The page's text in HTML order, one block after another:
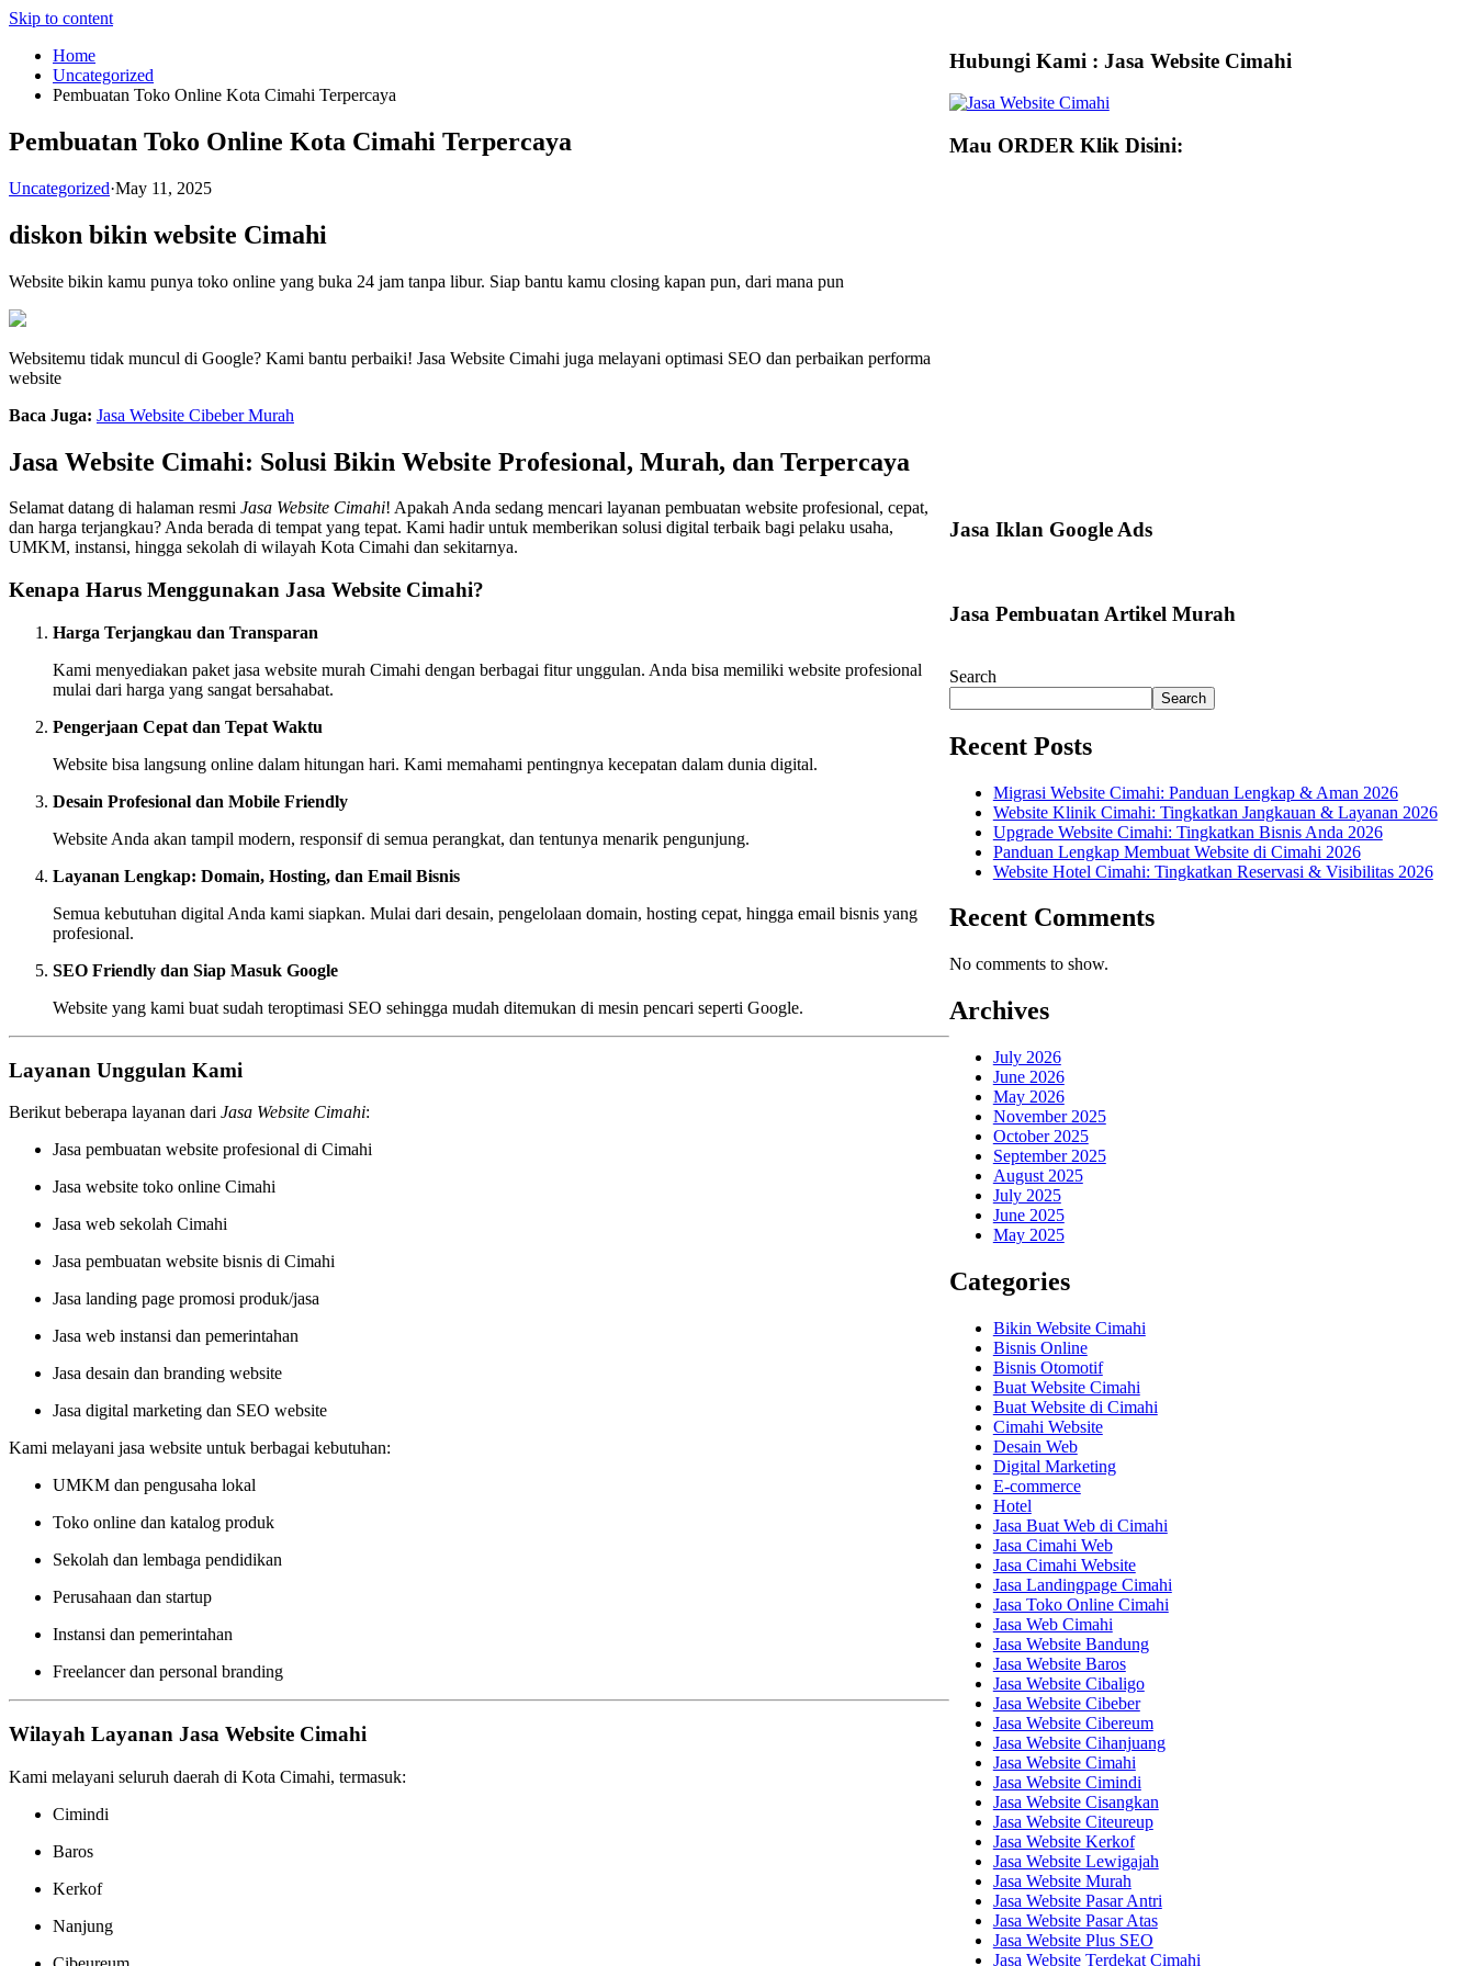
Skip to content
Home
Uncategorized
Pembuatan Toko Online Kota Cimahi Terpercaya
Pembuatan Toko Online Kota Cimahi Terpercaya
Uncategorized·May 11, 2025
diskon bikin website Cimahi
Website bikin kamu punya toko online yang buka 24 jam tanpa libur. Siap bantu kamu closing kapan pun, dari mana pun
Websitemu tidak muncul di Google? Kami bantu perbaiki! Jasa Website Cimahi juga melayani optimasi SEO dan perbaikan performa
website
Baca Juga: Jasa Website Cibeber Murah
Jasa Website Cimahi: Solusi Bikin Website Profesional, Murah, dan Terpercaya
Selamat datang di halaman resmi Jasa Website Cimahi! Apakah Anda sedang mencari layanan pembuatan website profesional, cepat,
dan harga terjangkau? Anda berada di tempat yang tepat. Kami hadir untuk memberikan solusi digital terbaik bagi pelaku usaha,
UMKM, instansi, hingga sekolah di wilayah Kota Cimahi dan sekitarnya.
Kenapa Harus Menggunakan Jasa Website Cimahi?
Harga Terjangkau dan Transparan
Kami menyediakan paket jasa website murah Cimahi dengan berbagai fitur unggulan. Anda bisa memiliki website profesional
mulai dari harga yang sangat bersahabat.
Pengerjaan Cepat dan Tepat Waktu
Website bisa langsung online dalam hitungan hari. Kami memahami pentingnya kecepatan dalam dunia digital.
Desain Profesional dan Mobile Friendly
Website Anda akan tampil modern, responsif di semua perangkat, dan tentunya menarik pengunjung.
Layanan Lengkap: Domain, Hosting, dan Email Bisnis
Semua kebutuhan digital Anda kami siapkan. Mulai dari desain, pengelolaan domain, hosting cepat, hingga email bisnis yang
profesional.
SEO Friendly dan Siap Masuk Google
Website yang kami buat sudah teroptimasi SEO sehingga mudah ditemukan di mesin pencari seperti Google.
Layanan Unggulan Kami
Berikut beberapa layanan dari Jasa Website Cimahi:
Jasa pembuatan website profesional di Cimahi
Jasa website toko online Cimahi
Jasa web sekolah Cimahi
Jasa pembuatan website bisnis di Cimahi
Jasa landing page promosi produk/jasa
Jasa web instansi dan pemerintahan
Jasa desain dan branding website
Jasa digital marketing dan SEO website
Kami melayani jasa website untuk berbagai kebutuhan:
UMKM dan pengusaha lokal
Toko online dan katalog produk
Sekolah dan lembaga pendidikan
Perusahaan dan startup
Instansi dan pemerintahan
Freelancer dan personal branding
Wilayah Layanan Jasa Website Cimahi
Kami melayani seluruh daerah di Kota Cimahi, termasuk:
Cimindi
Baros
Kerkof
Nanjung
Hubungi Kami : Jasa Website Cimahi
Mau ORDER Klik Disini:
Jasa Iklan Google Ads
Jasa Pembuatan Artikel Murah
Search
Search
Recent Posts
Migrasi Website Cimahi: Panduan Lengkap & Aman 2026
Website Klinik Cimahi: Tingkatkan Jangkauan & Layanan 2026
Upgrade Website Cimahi: Tingkatkan Bisnis Anda 2026
Panduan Lengkap Membuat Website di Cimahi 2026
Website Hotel Cimahi: Tingkatkan Reservasi & Visibilitas 2026
Recent Comments
No comments to show.
Archives
July 2026
June 2026
May 2026
November 2025
October 2025
September 2025
August 2025
July 2025
June 2025
May 2025
Categories
Bikin Website Cimahi
Bisnis Online
Bisnis Otomotif
Buat Website Cimahi
Buat Website di Cimahi
Cimahi Website
Desain Web
Digital Marketing
E-commerce
Hotel
Jasa Buat Web di Cimahi
Jasa Cimahi Web
Jasa Cimahi Website
Jasa Landingpage Cimahi
Jasa Toko Online Cimahi
Jasa Web Cimahi
Jasa Website Bandung
Jasa Website Baros
Jasa Website Cibaligo
Jasa Website Cibeber
Jasa Website Cibereum
Jasa Website Cihanjuang
Jasa Website Cimahi
Jasa Website Cimindi
Jasa Website Cisangkan
Jasa Website Citeureup
Jasa Website Kerkof
Jasa Website Lewigajah
Jasa Website Murah
Jasa Website Pasar Antri
Jasa Website Pasar Atas
Jasa Website Plus SEO
Jasa Website Terdekat Cimahi